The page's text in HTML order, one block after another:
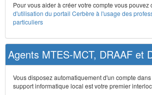
Pour vous aider à créer votre compte vous pouvez
d'utilisation du portail Cerbère à l'usage des
particuliers
Agents MTES-MCT, DRAAF et
Vous disposez automatiquement d'un compte
support informatique local est votre premier